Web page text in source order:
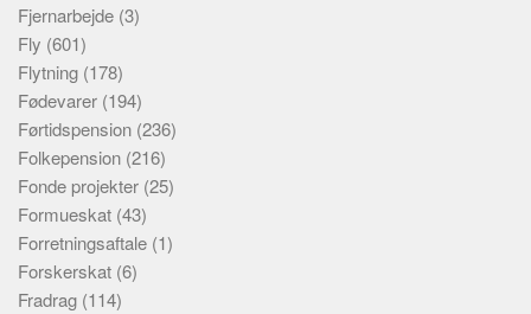
Fjernarbejde (3)
Fly (601)
Flytning (178)
Fødevarer (194)
Førtidspension (236)
Folkepension (216)
Fonde projekter (25)
Formueskat (43)
Forretningsaftale (1)
Forskerskat (6)
Fradrag (114)